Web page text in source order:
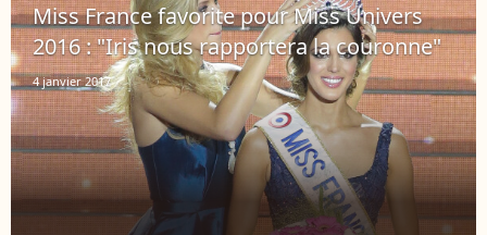
Miss France favorite pour Miss Univers
2016 : "Iris nous rapportera la couronne"
4 janvier 2017